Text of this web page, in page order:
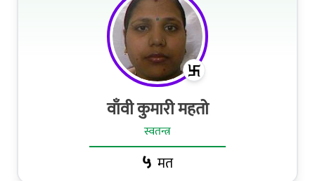
वाँवी कुमारी महतो
स्वतन्त्र
५ मत